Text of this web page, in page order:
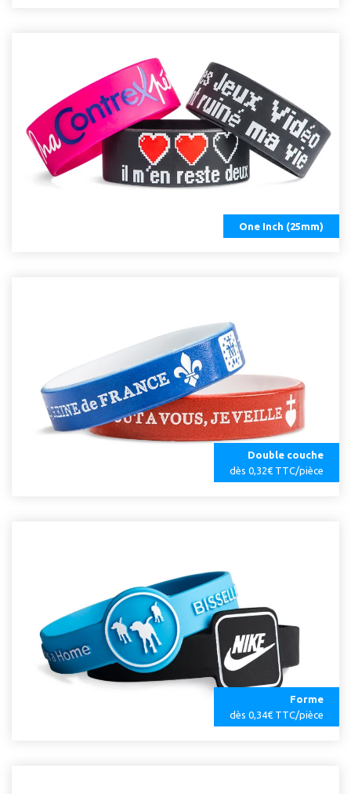
One Inch (25mm)
Double couche
dès 0,32€ TTC/pièce
Forme
dès 0,34€ TTC/pièce